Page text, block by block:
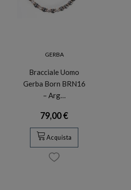
GERBA
Bracciale Uomo
Gerba Born BRN16
– Arg…
79,00 €
Acquista